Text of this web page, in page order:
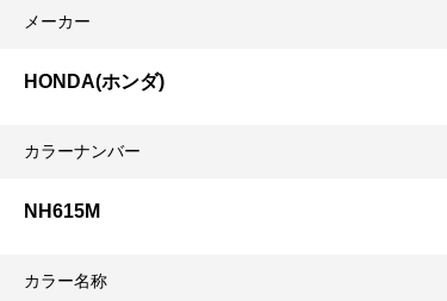
メーカー
HONDA(ホンダ)
カラーナンバー
NH615M
カラー名称